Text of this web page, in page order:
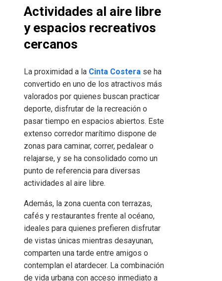
Actividades al aire libre
y espacios recreativos
cercanos
La proximidad a la Cinta Costera se ha
convertido en uno de los atractivos más
valorados por quienes buscan practicar
deporte, disfrutar de la recreación o
pasar tiempo en espacios abiertos. Este
extenso corredor marítimo dispone de
zonas para caminar, correr, pedalear o
relajarse, y se ha consolidado como un
punto de referencia para diversas
actividades al aire libre.
Además, la zona cuenta con terrazas,
cafés y restaurantes frente al océano,
ideales para quienes prefieren disfrutar
de vistas únicas mientras desayunan,
comparten una tarde entre amigos o
contemplan el atardecer. La combinación
de vida urbana con acceso inmediato a